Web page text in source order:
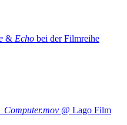
& Echo bei der Filmreihe
@ Lago Film